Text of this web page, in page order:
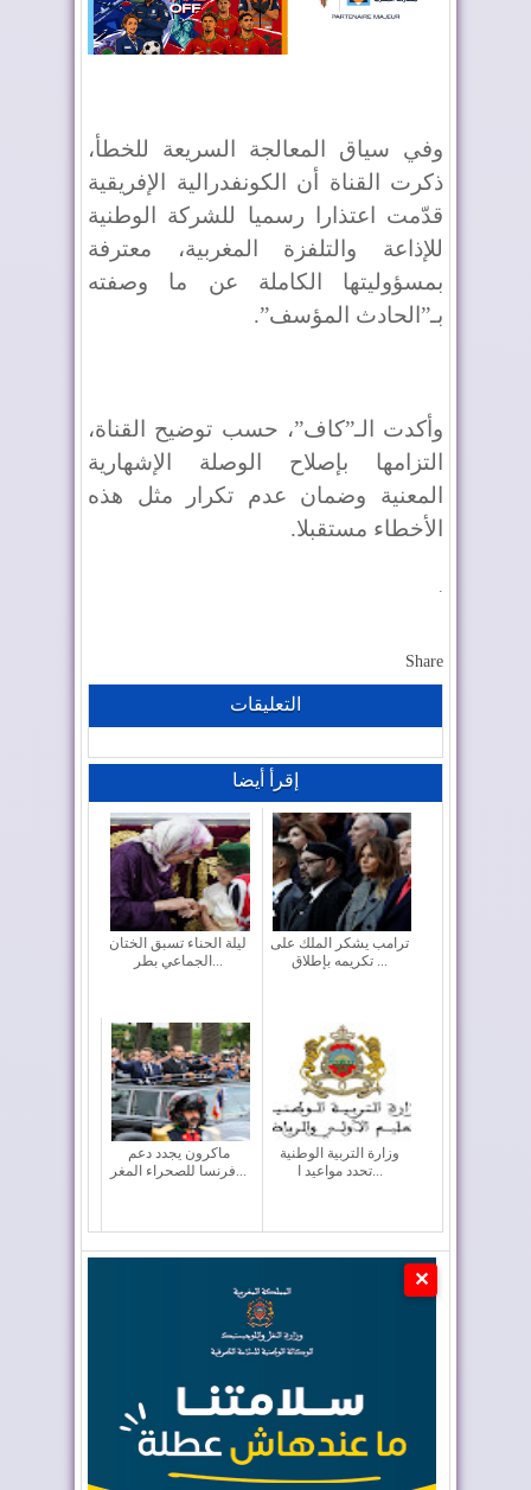
وفي سياق المعالجة السريعة للخطأ،
ذكرت القناة أن الكونفدرالية الإفريقية
قدّمت اعتذارا رسميا للشركة الوطنية
للإذاعة والتلفزة المغربية، معترفة
بمسؤوليتها الكاملة عن ما وصفته
بـ”الحادث المؤسف”.
وأكدت الـ”كاف”، حسب توضيح القناة،
التزامها بإصلاح الوصلة الإشهارية
المعنية وضمان عدم تكرار مثل هذه
الأخطاء مستقبلا.
.
Share
التعليقات
إقرأ أيضا
ليلة الحناء تسبق الختان
الجماعي بطر...
ترامب يشكر الملك على
تكريمه بإطلاق ...
ماكرون يجدد دعم
فرنسا للصحراء المغر...
وزارة التربية الوطنية
تحدد مواعيد ا...
✕